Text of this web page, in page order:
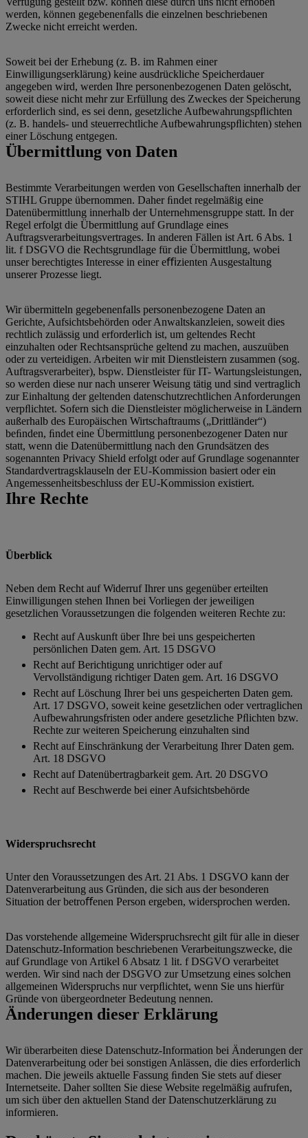
werden, können gegebenenfalls die einzelnen beschriebenen
Zwecke nicht erreicht werden.
Soweit bei der Erhebung (z. B. im Rahmen einer
Einwilligungserklärung) keine ausdrückliche Speicherdauer
angegeben wird, werden Ihre personenbezogenen Daten gelöscht,
soweit diese nicht mehr zur Erfüllung des Zweckes der Speicherung
erforderlich sind, es sei denn, gesetzliche Aufbewahrungspﬂichten
(z. B. handels- und steuerrechtliche Aufbewahrungspﬂichten) stehen
einer Löschung entgegen.
Übermittlung von Daten
Bestimmte Verarbeitungen werden von Gesellschaften innerhalb der
STIHL Gruppe übernommen. Daher ﬁndet regelmäßig eine
Datenübermittlung innerhalb der Unternehmensgruppe statt. In der
Regel erfolgt die Übermittlung auf Grundlage eines
Auftragsverarbeitungsvertrages. In anderen Fällen ist Art. 6 Abs. 1
lit. f DSGVO die Rechtsgrundlage für die Übermittlung, wobei
unser berechtigtes Interesse in einer eﬃzienten Ausgestaltung
unserer Prozesse liegt.
Wir übermitteln gegebenenfalls personenbezogene Daten an
Gerichte, Aufsichtsbehörden oder Anwaltskanzleien, soweit dies
rechtlich zulässig und erforderlich ist, um geltendes Recht
einzuhalten oder Rechtsansprüche geltend zu machen, auszuüben
oder zu verteidigen. Arbeiten wir mit Dienstleistern zusammen (sog.
Auftragsverarbeiter), bspw. Dienstleister für IT- Wartungsleistungen,
so werden diese nur nach unserer Weisung tätig und sind vertraglich
zur Einhaltung der geltenden datenschutzrechtlichen Anforderungen
verpﬂichtet. Sofern sich die Dienstleister möglicherweise in Ländern
außerhalb des Europäischen Wirtschaftraums („Drittländer“)
beﬁnden, ﬁndet eine Übermittlung personenbezogener Daten nur
statt, wenn die Datenübermittlung nach den Grundsätzen des
sogenannten Privacy Shield erfolgt oder auf Grundlage sogenannter
Standardvertragsklauseln der EU-Kommission basiert oder ein
Angemessenheitsbeschluss der EU-Kommission existiert.
Ihre Rechte
Überblick
Neben dem Recht auf Widerruf Ihrer uns gegenüber erteilten
Einwilligungen stehen Ihnen bei Vorliegen der jeweiligen
gesetzlichen Voraussetzungen die folgenden weiteren Rechte zu:
Recht auf Auskunft über Ihre bei uns gespeicherten
persönlichen Daten gem. Art. 15 DSGVO
Recht auf Berichtigung unrichtiger oder auf
Vervollständigung richtiger Daten gem. Art. 16 DSGVO
Recht auf Löschung Ihrer bei uns gespeicherten Daten gem.
Art. 17 DSGVO, soweit keine gesetzlichen oder vertraglichen
Aufbewahrungsfristen oder andere gesetzliche Pﬂichten bzw.
Rechte zur weiteren Speicherung einzuhalten sind
Recht auf Einschränkung der Verarbeitung Ihrer Daten gem.
Art. 18 DSGVO
Recht auf Datenübertragbarkeit gem. Art. 20 DSGVO
Recht auf Beschwerde bei einer Aufsichtsbehörde
Widerspruchsrecht
Unter den Voraussetzungen des Art. 21 Abs. 1 DSGVO kann der
Datenverarbeitung aus Gründen, die sich aus der besonderen
Situation der betroﬀenen Person ergeben, widersprochen werden.
Das vorstehende allgemeine Widerspruchsrecht gilt für alle in dieser
Datenschutz-Information beschriebenen Verarbeitungszwecke, die
auf Grundlage von Artikel 6 Absatz 1 lit. f DSGVO verarbeitet
werden. Wir sind nach der DSGVO zur Umsetzung eines solchen
allgemeinen Widerspruchs nur verpﬂichtet, wenn Sie uns hierfür
Gründe von übergeordneter Bedeutung nennen.
Änderungen dieser Erklärung
Wir überarbeiten diese Datenschutz-Information bei Änderungen der
Datenverarbeitung oder bei sonstigen Anlässen, die dies erforderlich
machen. Die jeweils aktuelle Fassung ﬁnden Sie stets auf dieser
Internetseite. Daher sollten Sie diese Website regelmäßig aufrufen,
um sich über den aktuellen Stand der Datenschutzerklärung zu
informieren.